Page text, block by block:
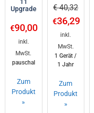
Upgrade
€90,00
inkl.
MwSt.
pauschal
Zum
Produkt
»
€ 40,32
€36,29
inkl.
MwSt.
1 Gerät /
1 Jahr
Zum
Produkt
»